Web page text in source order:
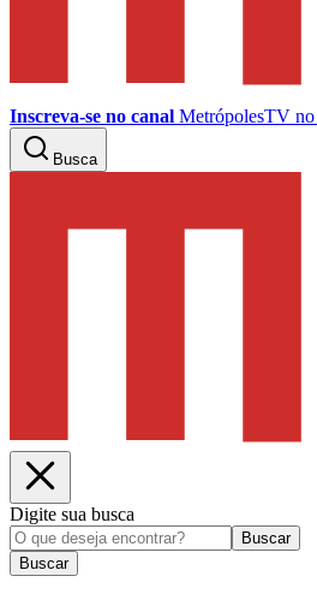
Inscreva-se no canal MetrópolesTV no
Busca
Digite sua busca
Buscar
Buscar